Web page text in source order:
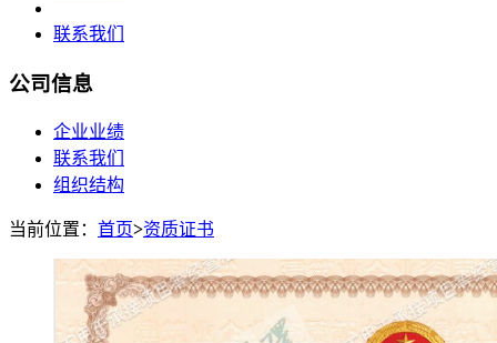
联系我们
公司信息
企业业绩
联系我们
组织结构
当前位置： 首页>资质证书